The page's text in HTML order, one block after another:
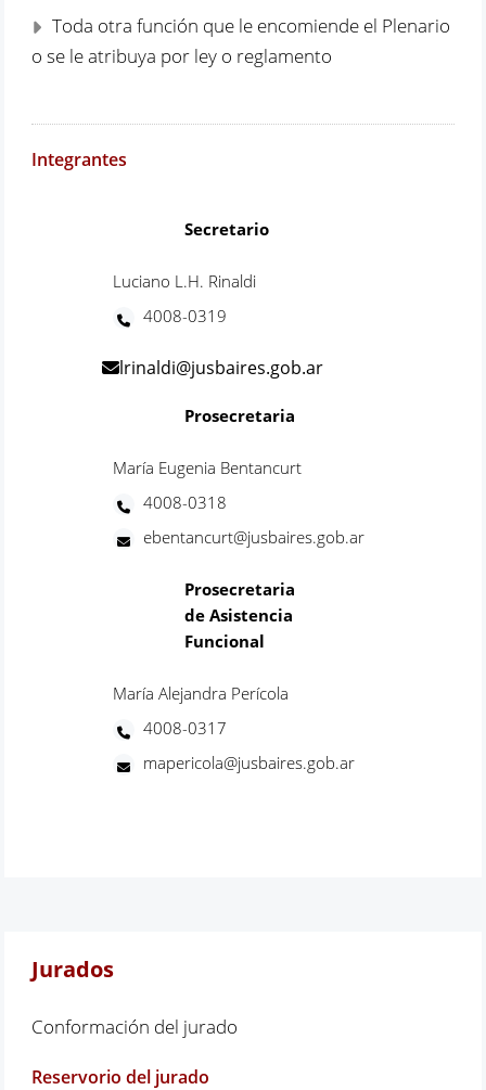
Toda otra función que le encomiende el Plenario
o se le atribuya por ley o reglamento
Integrantes
Secretario
Luciano L.H. Rinaldi
4008-0319
lrinaldi@jusbaires.gob.ar
Prosecretaria
María Eugenia Bentancurt
4008-0318
ebentancurt@jusbaires.gob.ar
Prosecretaria
de Asistencia
Funcional
María Alejandra Perícola
4008-0317
mapericola@jusbaires.gob.ar
Jurados
Conformación del jurado
Reservorio del jurado